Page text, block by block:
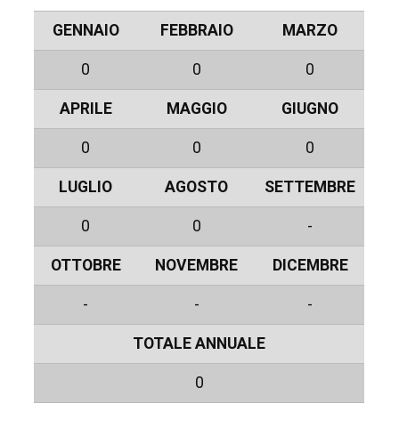
GENNAIO FEBBRAIO MARZO
0 0 0
APRILE MAGGIO GIUGNO
0 0 0
LUGLIO AGOSTO SETTEMBRE
0 0 -
OTTOBRE NOVEMBRE DICEMBRE
- - -
TOTALE ANNUALE
0